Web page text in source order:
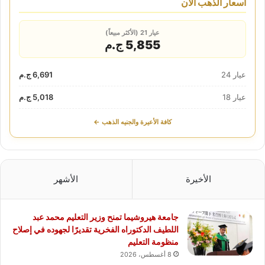
أسعار الذهب الآن
عيار 21 (الأكثر مبيعاً)
5,855 ج.م
عيار 24 6,691 ج.م
عيار 18 5,018 ج.م
كافة الأعيرة والجنيه الذهب ←
الأخيرة الأشهر
جامعة هيروشيما تمنح وزير التعليم محمد عبد
اللطيف الدكتوراه الفخرية تقديرًا لجهوده في إصلاح
منظومة التعليم
8 أغسطس، 2026